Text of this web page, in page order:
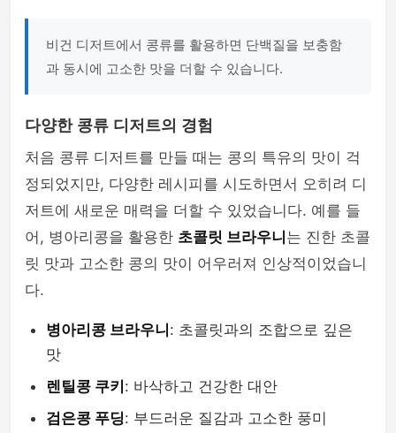
비건 디저트에서 콩류를 활용하면 단백질을 보충함
과 동시에 고소한 맛을 더할 수 있습니다.
다양한 콩류 디저트의 경험
처음 콩류 디저트를 만들 때는 콩의 특유의 맛이 걱
정되었지만, 다양한 레시피를 시도하면서 오히려 디
저트에 새로운 매력을 더할 수 있었습니다. 예를 들
어, 병아리콩을 활용한 초콜릿 브라우니 는 진한 초콜
릿 맛과 고소한 콩의 맛이 어우러져 인상적이었습니
다.
병아리콩 브라우니 : 초콜릿과의 조합으로 깊은
맛
렌틸콩 쿠키 : 바삭하고 건강한 대안
검은콩 푸딩: 부드러운 질감과 고소한 풍미